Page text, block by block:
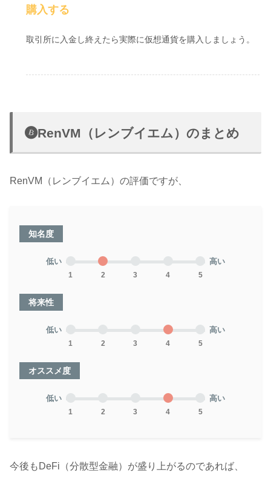
購入する
取引所に入金し終えたら実際に仮想通貨を購入しましょう。
RenVM（レンブイエム）のまとめ
RenVM（レンブイエム）の評価ですが、
知名度
低い
1 2 3 4 5
高い
将来性
低い
1 2 3 4 5
高い
オススメ度
低い
1 2 3 4 5
高い
今後もDeFi（分散型金融）が盛り上がるのであれば、